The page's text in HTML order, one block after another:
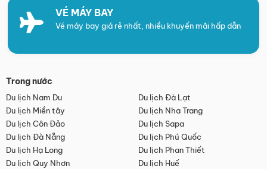
VÉ MÁY BAY
Vé máy bay giá rẻ nhất, nhiều khuyến mãi hấp dẫn
Trong nước
Du lịch Nam Du
Du lịch Đà Lạt
Du lịch Miền tây
Du lịch Nha Trang
Du lịch Côn Đảo
Du lịch Sapa
Du lịch Đà Nẵng
Du lịch Phú Quốc
Du lịch Hạ Long
Du lịch Phan Thiết
Du lịch Quy Nhơn
Du lịch Huế